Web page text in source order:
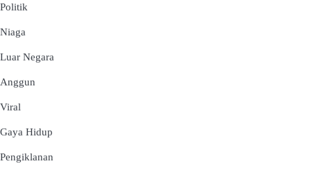
Politik
Niaga
Luar Negara
Anggun
Viral
Gaya Hidup
Pengiklanan